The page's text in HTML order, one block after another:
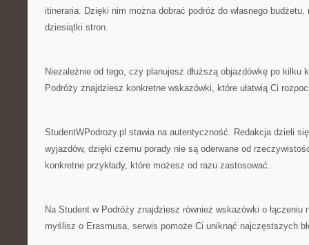
itineraria. Dzięki nim można dobrać podróż do własnego
dziesiątki stron.
Niezależnie od tego, czy planujesz dłuższą objazdówkę po kilku
Podróży znajdziesz konkretne wskazówki, które ułatwią Ci
StudentWPodrozy.pl stawia na autentyczność. Redakcja dzieli
wyjazdów, dzięki czemu porady nie są oderwane od
konkretne przykłady, które możesz od razu zastosować.
Na Student w Podróży znajdziesz również wskazówki o łączeniu
myślisz o Erasmusa, serwis pomoże Ci uniknąć najczęstszych